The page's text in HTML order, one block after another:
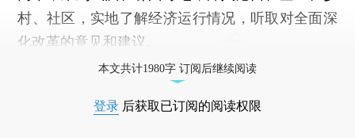
村、社区，实地了解经济运行情况，听取对全面深
化改革的意见和建议。
本文共计1980字 订阅后继续阅读
登录 后获取已订阅的阅读权限